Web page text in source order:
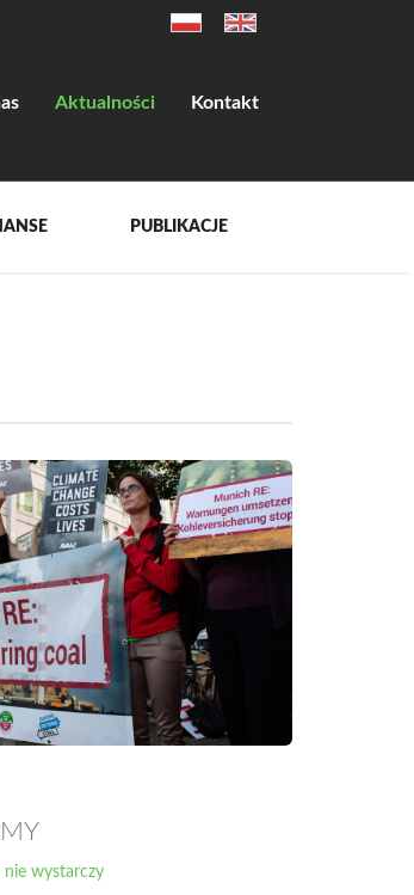
Aktualności Kontakt
PUBLIKACJE
nie wystarczy